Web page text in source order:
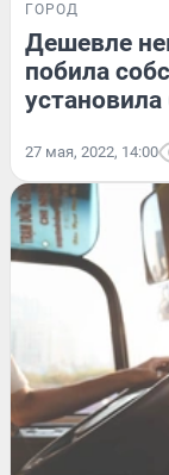
ГОРОД
Дешевле
побила
установила
27 мая, 2022, 14:00